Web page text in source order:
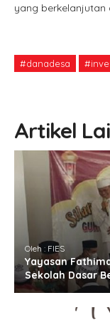
yang berkelanjutan
#danadesa
Artikel
Oleh : FIES
Yayasan
Sekolah Dasar